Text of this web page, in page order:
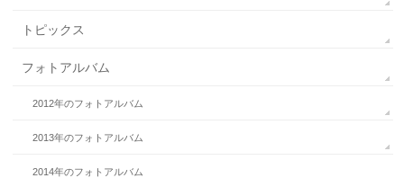
トピックス
フォトアルバム
2012年のフォトアルバム
2013年のフォトアルバム
2014年のフォトアルバム